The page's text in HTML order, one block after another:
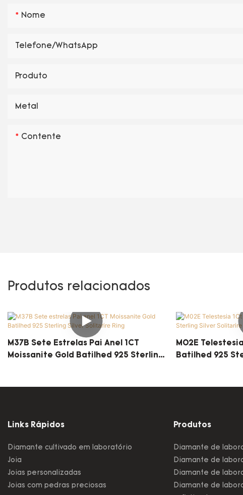
Nome
Telefone/WhatsApp
Produto
Metal
Contente
Produtos relacionados
M37B Sete Estrelas Pai Anel 1CT
Moissanite Gold Batilhed 925 Sterling
M02E
Batilhed 925
Links Rápidos
Diamante cultivado em laboratório
Joia
Joias personalizadas
Joias com pedras preciosas
Produtos
Diamante de
Diamante de
Diamante de
Diamante de